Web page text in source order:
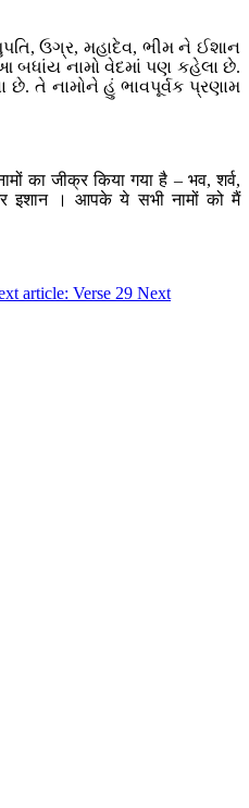
ઉગ્ર, મહાદેવ, ભીમ ને ઈશાન
નામો વેદમાં પણ કહેલા છે.
તે નામોને હું ભાવપૂર્વક પ્રણામ
का जीक्र किया गया है – भव, शर्व,
इशान । आपके ये सभी नामों को मैं
article: Verse 29 Next